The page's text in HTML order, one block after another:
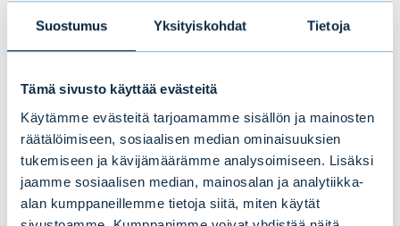
Suostumus Yksityiskohdat Tietoja
Tämä sivusto käyttää evästeitä
Käytämme evästeitä tarjoamamme sisällön ja mainosten
räätälöimiseen, sosiaalisen median ominaisuuksien
tukemiseen ja kävijämäärämme analysoimiseen. Lisäksi
jaamme sosiaalisen median, mainosalan ja analytiikka-
alan kumppaneillemme tietoja siitä, miten käytät
Kaikki rinnakkaissijoitukset eivät tuota yhtä
(yhtiön koko, ostohinta suhteessa tulokseen
ja kannattavuus), havaitaan, että kohteen
valinta ratkaisee vähintään yhtä paljon kuin
rinnakkaissijoitusasema sinänsä.